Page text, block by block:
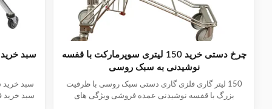
چرخ دستی خرید 150 لیتری سوپرمارکت با قفسه
نوشیدنی به سبک روسی
150 لیتر گاری فلزی گاری دستی سبک روسی با ظرفیت
بزرگ با قفسه نوشیدنی عمده فروشی ویژگی های
سبد
سبد خرید
سبد